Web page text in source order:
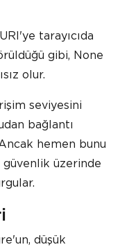
tarayıcıda
gibi, None
olur.
seviyesini
bağlantı
hemen bunu
üzerinde
düşük